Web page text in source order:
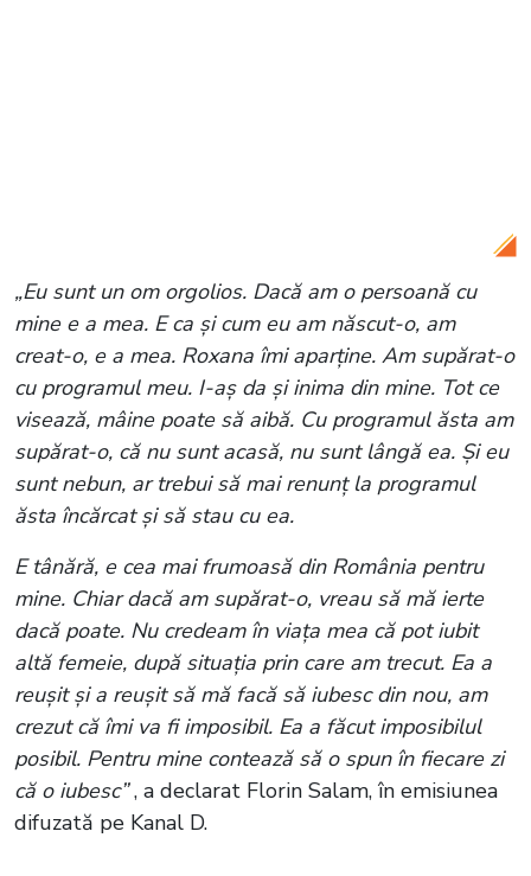
„Eu sunt un om orgolios. Dacă am o persoană cu
mine e a mea. E ca și cum eu am născut-o, am
creat-o, e a mea. Roxana îmi aparține. Am supărat-o
cu programul meu. I-aș da și inima din mine. Tot ce
visează, mâine poate să aibă. Cu programul ăsta am
supărat-o, că nu sunt acasă, nu sunt lângă ea. Și eu
sunt nebun, ar trebui să mai renunț la programul
ăsta încărcat și să stau cu ea.
E tânără, e cea mai frumoasă din România pentru
mine. Chiar dacă am supărat-o, vreau să mă ierte
dacă poate. Nu credeam în viața mea că pot iubit
altă femeie, după situația prin care am trecut. Ea a
reușit și a reușit să mă facă să iubesc din nou, am
crezut că îmi va fi imposibil. Ea a făcut imposibilul
posibil. Pentru mine contează să o spun în fiecare zi
că o iubesc”, a declarat Florin Salam, în emisiunea
difuzată pe Kanal D.